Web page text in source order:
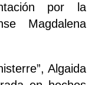
por la
Magdalena
Algaida